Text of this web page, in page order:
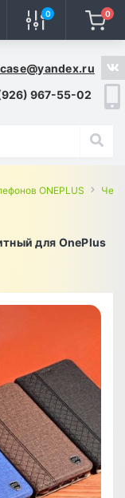
0 0
967-55-02
ONEPLUS
для OnePlus